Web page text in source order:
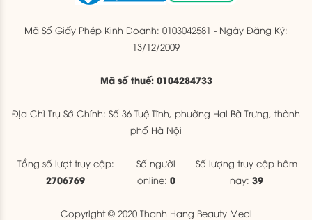
Mã Số Giấy Phép Kinh Doanh: 0103042581 - Ngày Đăng Ký:
13/12/2009
Mã số thuế: 0104284733
Địa Chỉ Trụ Sở Chính: Số 36 Tuệ Tĩnh, phường Hai Bà Trưng, thành
phố Hà Nội
Tổng số lượt truy cập:
2706769
Số người
online: 0
Số lượng truy cập hôm
nay:39
Copyright © 2020 Thanh Hang Beauty Medi